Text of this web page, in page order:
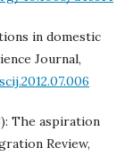
in domestic
Journal,
The aspiration
Review,